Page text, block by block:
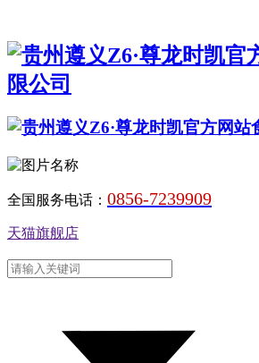
全国服务电话： 0856-7239909
天猫旗舰店